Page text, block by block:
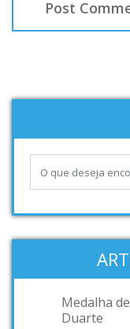
Medalha
Duarte